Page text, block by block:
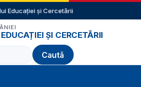
Educației și Cercetării
ȘI CERCETĂRII